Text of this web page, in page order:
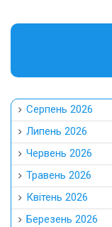
Серпень 2026
Липень 2026
Червень 2026
Травень 2026
Квітень 2026
Березень 2026